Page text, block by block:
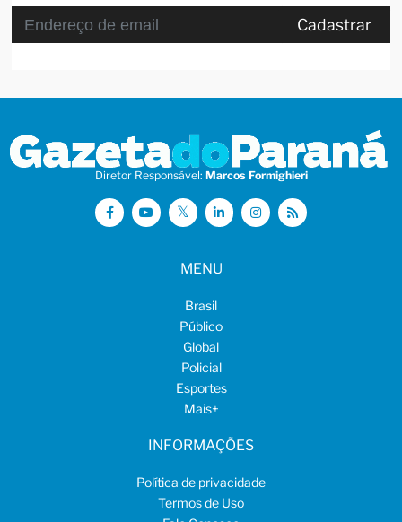
Cadastrar
Diretor Responsável: Marcos Formighieri
MENU
Brasil
Público
Global
Policial
Esportes
Mais+
INFORMAÇÕES
Política de privacidade
Termos de Uso